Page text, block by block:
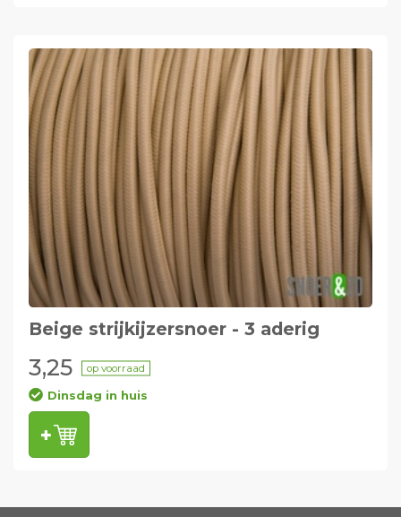
Beige strijkijzersnoer - 3 aderig
3,25 op voorraad
Dinsdag in huis